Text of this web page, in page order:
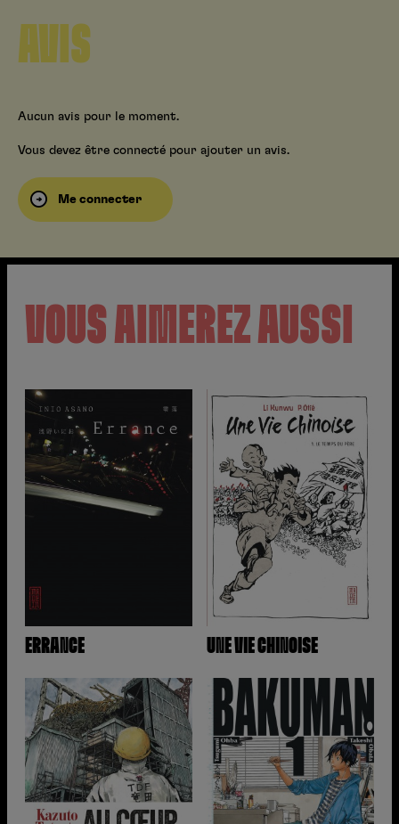
AVIS
Aucun avis pour le moment.
Vous devez être connecté pour ajouter un avis.
Me connecter
VOUS AIMEREZ AUSSI
ERRANCE UNE VIE CHINOISE